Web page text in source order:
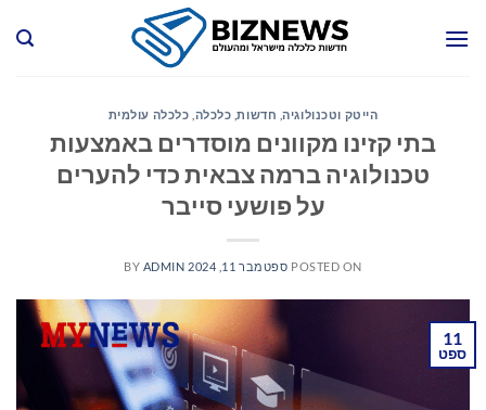
הייטק וטכנולוגיה, חדשות, כלכלה כלכלה עולמית
בתי קזינו מקוונים מוסדרים באמצעות
טכנולוגיה ברמה צבאית כדי להערים
על פושעי סייבר
POSTED ON ספטמבר 11, 2024 BY ADMIN
11
ספט